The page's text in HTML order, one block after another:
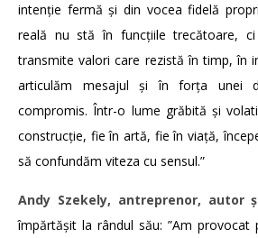
intenție fermă și din vocea fidelă
reală nu stă în funcțiile trecătoare,
transmite valori care rezistă în timp, în
articulăm mesajul și în forța unei
compromis. Într-o lume grăbită și
construcție, fie în artă, fie în viață,
să confundăm viteza cu sensul.”
Andy Szekely, antreprenor, autor
împărtășit la rândul său: ”Am provocat